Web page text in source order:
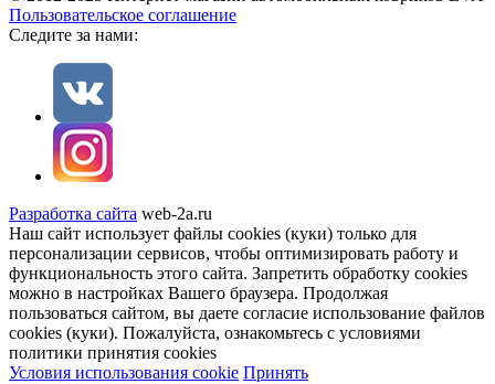
Пользовательское соглашение
Cледите за нами:
Разработка сайта web-2a.ru
Наш сайт использует файлы cookies (куки) только для
персонализации сервисов, чтобы оптимизировать работу и
функциональность этого сайта. Запретить обработку cookies
можно в настройках Вашего браузера. Продолжая
пользоваться сайтом, вы даете согласие использование файлов
cookies (куки). Пожалуйста, ознакомьтесь с условиями
политики принятия сookies
Условия использования cookie Принять